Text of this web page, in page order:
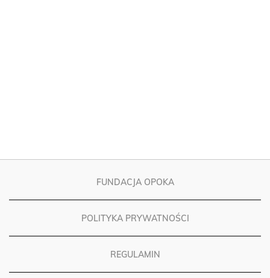
FUNDACJA OPOKA
POLITYKA PRYWATNOŚCI
REGULAMIN